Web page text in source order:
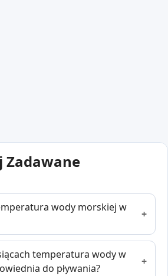
Zadawane
wody morskiej w
temperatura wody w
do pływania?